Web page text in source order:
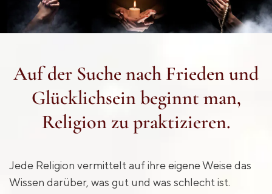
Auf der Suche nach Frieden und
Glücklichsein beginnt man,
Religion zu praktizieren.
Jede Religion vermittelt auf ihre eigene Weise das
Wissen darüber, was gut und was schlecht ist.